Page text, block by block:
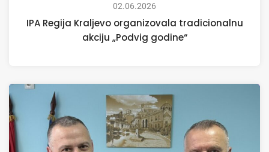
02.06.2026
IPA Regija Kraljevo organizovala tradicionalnu
akciju „Podvig godine“